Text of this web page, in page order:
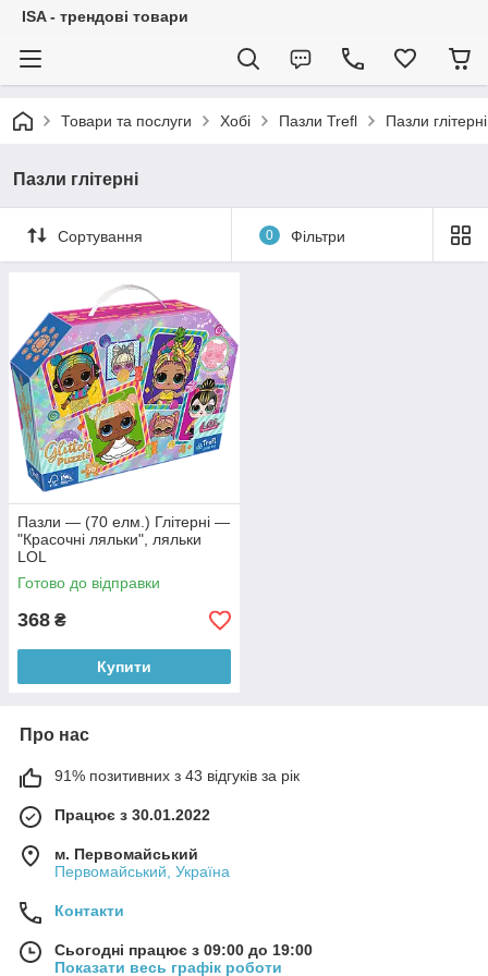
ISA - трендові товари
Товари та послуги Хобі Пазли Trefl Пазли глітерні
Пазли глітерні
Сортування 0 Фільтри
Пазли — (70 елм.) Глітерні —
"Красочні ляльки", ляльки
LOL
Готово до відправки
368 ₴
Купити
Про нас
91% позитивних з 43 відгуків за рік
Працює з 30.01.2022
м. Первомайський
Первомайський, Україна
Контакти
Сьогодні працює з 09:00 до 19:00
Показати весь графік роботи